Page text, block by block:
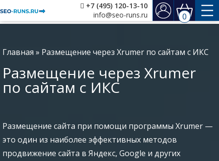
+7 (495) 120-13-10
info@seo-runs.ru
0
Главная » Размещение через Xrumer по сайтам с ИКС
Размещение через Xrumer
по сайтам с ИКС
Размещение сайта при помощи программы Xrumer —
это один из наиболее эффективных методов
продвижение сайта в Яндекс, Google и других